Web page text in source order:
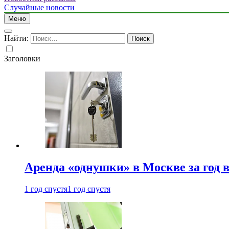
Случайные новости
Меню
Найти:
Заголовки
Аренда «однушки» в Москве за год
1 год спустя1 год спустя